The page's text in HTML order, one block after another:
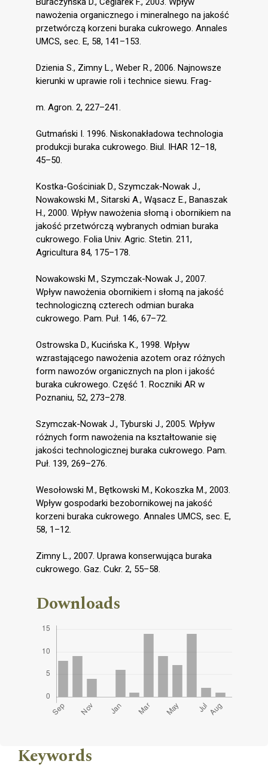
nawożenia organicznego i mineralnego na jakość
przetwórczą korzeni buraka cukrowego. Annales
UMCS, sec. E, 58, 141–153.
Dzienia S., Zimny L., Weber R., 2006. Najnowsze
kierunki w uprawie roli i technice siewu. Frag-
m. Agron. 2, 227–241.
Gutmański I. 1996. Niskonakładowa technologia
produkcji buraka cukrowego. Biul. IHAR 12–18,
45–50.
Kostka-Gościniak D., Szymczak-Nowak J.,
Nowakowski M., Sitarski A., Wąsacz E., Banaszak
H., 2000. Wpływ nawożenia słomą i obornikiem na
jakość przetwórczą wybranych odmian buraka
cukrowego. Folia Univ. Agric. Stetin. 211,
Agricultura 84, 175–178.
Nowakowski M., Szymczak-Nowak J., 2007.
Wpływ nawożenia obornikiem i słomą na jakość
technologiczną czterech odmian buraka
cukrowego. Pam. Puł. 146, 67–72.
Ostrowska D., Kucińska K., 1998. Wpływ
wzrastającego nawożenia azotem oraz różnych
form nawozów organicznych na plon i jakość
buraka cukrowego. Część 1. Roczniki AR w
Poznaniu, 52, 273–278.
Szymczak-Nowak J., Tyburski J., 2005. Wpływ
różnych form nawożenia na kształtowanie się
jakości technologicznej buraka cukrowego. Pam.
Puł. 139, 269–276.
Wesołowski M., Bętkowski M., Kokoszka M., 2003.
Wpływ gospodarki bezobornikowej na jakość
korzeni buraka cukrowego. Annales UMCS, sec. E,
58, 1–12.
Zimny L., 2007. Uprawa konserwująca buraka
cukrowego. Gaz. Cukr. 2, 55–58.
Downloads
Keywords